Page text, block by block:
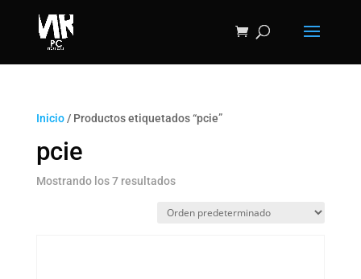
Inicio/ Productos etiquetados “pcie”
pcie
Mostrando los 7 resultados